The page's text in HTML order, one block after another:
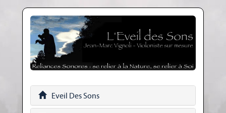
Eveil Des Sons